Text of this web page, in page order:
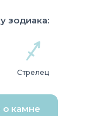
зодиака:
Стрелец
камне